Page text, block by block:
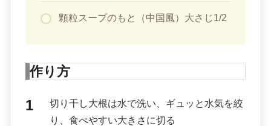
顆粒スープのもと（中国風）大さじ1/2
作り方
切り干し大根は水で洗い、ギュッと水気を絞
り、食べやすい大きさに切る